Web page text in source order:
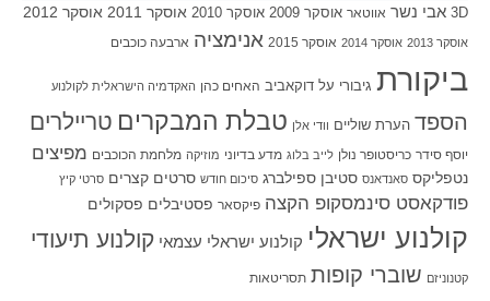
3D אבי נשר אווטאר אוסקר 2009 אוסקר 2010 אוסקר 2011 אוסקר 2012
אוסקר 2013 אוסקר 2014 אוסקר 2015 אנימציה ארבעה כוכבים
ביקורת גיבורי על דוקאביב האחים כהן האקדמיה הישראלית לקולנוע
הספד הערת שוליים וודי אלן טבלת המבקרים טריילרים
יוסף סידר כריסטופר נולן לייב בלוג מדע בדיוני מוזיקה מלחמת הכוכבים מפיצים
נטפליקס סאנדאנס סטיבן ספילברג סיכום חודש סרטים קצרים סרטי קיץ
פודקאסט סינמסקופ הקצה פיקסאר פסטיבלים פסקולים
קולנוע ישראלי קולנוע ישראלי עצמאי קולנוע תיעודי
קטנוניזם שוברי קופות תסריטאות